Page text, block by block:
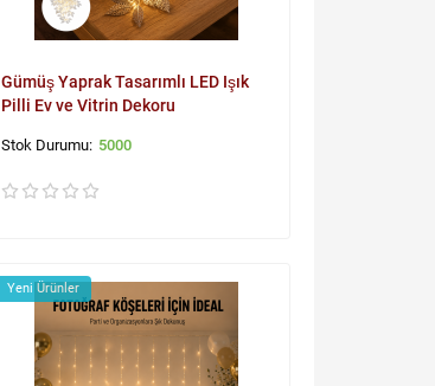
Gümüş Yaprak Tasarımlı LED Işık
Pilli Ev ve Vitrin Dekoru
5000
Yeni Ürünler